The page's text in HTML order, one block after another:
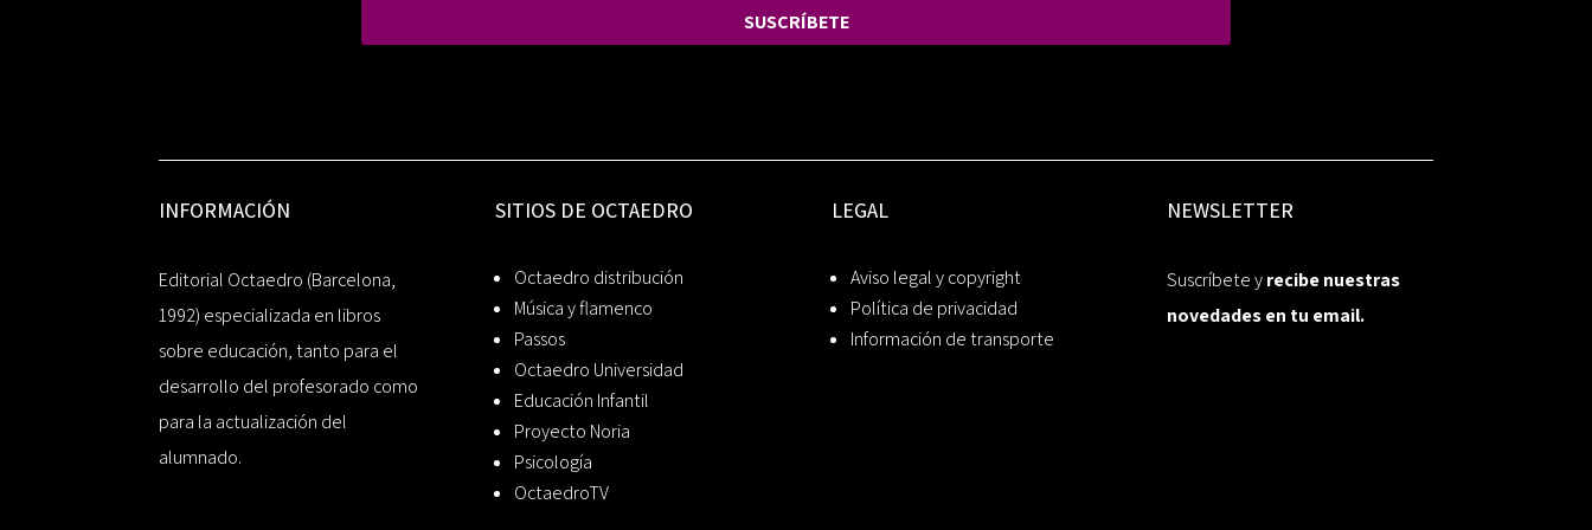
SUSCRÍBETE
INFORMACIÓN
Editorial Octaedro (Barcelona,
1992) especializada en libros
sobre educación, tanto para el
desarrollo del profesorado como
para la actualización del
alumnado.
SITIOS DE OCTAEDRO
Octaedro distribución
Música y flamenco
Passos
Octaedro Universidad
Educación Infantil
Proyecto Noria
Psicología
OctaedroTV
LEGAL
Aviso legal y copyright
Política de privacidad
Información de transporte
NEWSLETTER
Suscríbete yrecibe nuestras
novedades en tu email.